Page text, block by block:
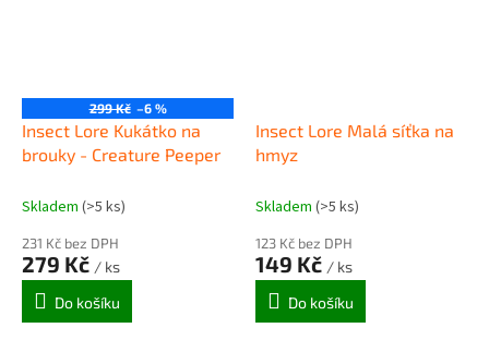
299 Kč –6 %
Insect Lore Kukátko na
brouky - Creature Peeper
Skladem (>5 ks)
231 Kč bez DPH
279 Kč / ks
Do košíku
Insect Lore Malá síťka na
hmyz
Skladem (>5 ks)
123 Kč bez DPH
149 Kč / ks
Do košíku